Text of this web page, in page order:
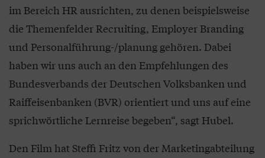
im Bereich HR ausrichten, zu denen beispielsweise
die Themenfelder Recruiting, Employer Branding
und Personalführung-/planung gehören. Dabei
haben wir uns auch an den Empfehlungen des
Bundesverbands der Deutschen Volksbanken und
Raiffeisenbanken (BVR) orientiert und uns auf eine
sprichwörtliche Lernreise begeben“, sagt Hubel.
Den Film hat Steffi Fritz von der Marketingabteilung